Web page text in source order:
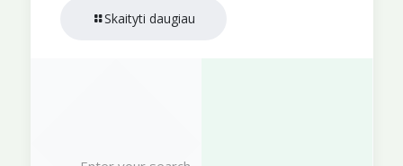
Skaityti daugiau